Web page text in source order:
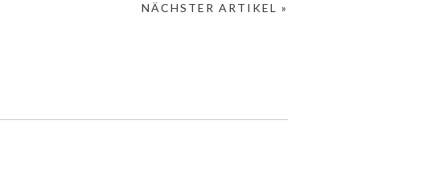
NÄCHSTER ARTIKEL »